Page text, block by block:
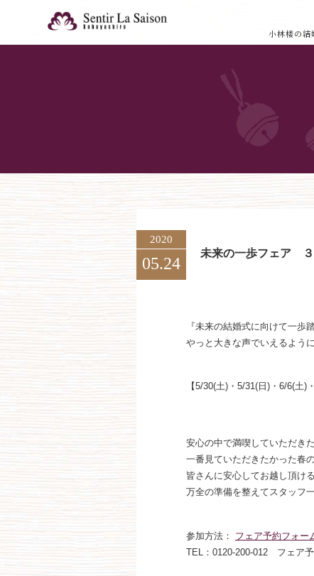
小林楼の結
2020
05.24
未来の一歩フェア ３
『未来の結婚式に向けて一歩
やっと大きな声でいえるよう
【5/30(土)・5/31(日)・6/6(土
安心の中で満喫していただき
一番見ていただきたかった春
皆さんに安心してお越し頂け
万全の準備を整えてスタッフ
参加方法： フェア予約フォー
TEL：0120-200-012 フェア